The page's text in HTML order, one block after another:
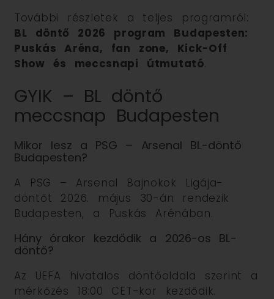
További részletek a teljes programról:
BL döntő 2026 program Budapesten:
Puskás Aréna, fan zone, Kick-Off
Show és meccsnapi útmutató.
GYIK – BL döntő
meccsnap Budapesten
Mikor lesz a PSG – Arsenal BL-döntő
Budapesten?
A PSG – Arsenal Bajnokok Ligája-
döntőt 2026. május 30-án rendezik
Budapesten, a Puskás Arénában.
Hány órakor kezdődik a 2026-os BL-
döntő?
Az UEFA hivatalos döntőoldala szerint a
mérkőzés 18:00 CET-kor kezdődik.